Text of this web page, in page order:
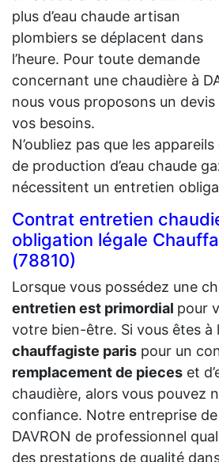
plus d’eau chaude artisan
plombiers se déplacent dans
l’heure. Pour toute demande
concernant une chaudière à
nous vous proposons un
vos besoins.
N’oubliez pas que les
de production d’eau chaude
nécessitent un entretien
Contrat entretien
obligation légale
(78810)
Lorsque vous possédez une
entretien est primordial pour
votre bien-être. Si vous êtes à
chauffagiste paris pour un
remplacement de pieces et
chaudière, alors vous pouvez
confiance. Notre entreprise
DAVRON de professionnel
des prestations de qualité